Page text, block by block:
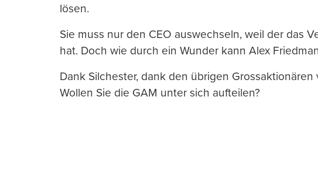
lösen.
Sie muss nur den CEO auswechseln, weil der das
hat. Doch wie durch ein Wunder kann Alex
Dank Silchester, dank den übrigen Grossaktionären
Wollen Sie die GAM unter sich aufteilen?